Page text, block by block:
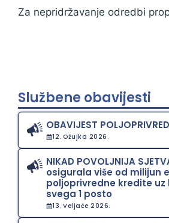
Za nepridržavanje odredbi
Službene obavijesti
OBAVIJEST
12. Ožujka 2026.
NIKAD POVOLJNIJA
osigurala više od milijun
poljoprivredne kredite
svega 1 posto
13. Veljače 2026.